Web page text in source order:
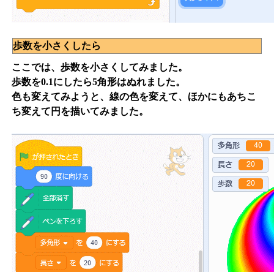
歩数を小さくしたら
ここでは、歩数を小さくしてみました。
歩数を0.1にしたら5角形はぬれました。
色も変えてみようと、線の色を変えて、ほかにもあちこ
ち変えて円を描いてみました。